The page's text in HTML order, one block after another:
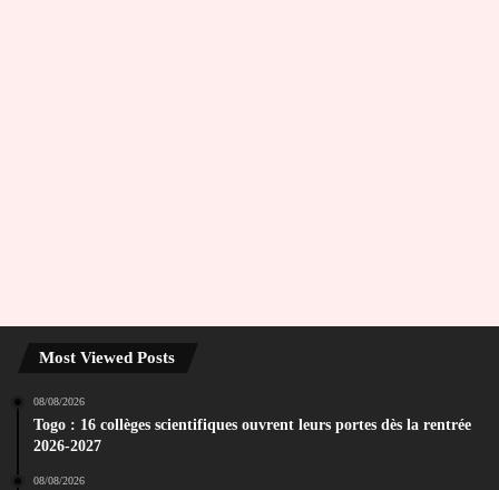
Most Viewed Posts
08/08/2026
Togo : 16 collèges scientifiques ouvrent leurs portes dès la rentrée
2026-2027
08/08/2026